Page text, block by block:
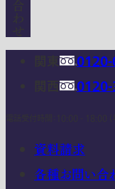
資料請求
各種お問い合